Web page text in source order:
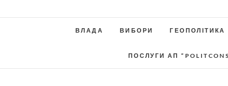
ВЛАДА ВИБОРИ ГЕОПОЛІТИКА
ПОСЛУГИ АП